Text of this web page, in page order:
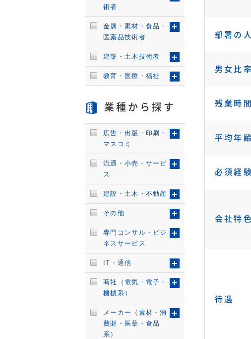
部署の
男女比率
残業時間
平均年齢
必須経験
会社特色
待遇
術者
金属・素材・食品・
医薬品技術者
建築・土木技術者
教育・医療・福祉
業種から探す
広告・出版・印刷・
マスコミ
流通・小売・サービ
ス
建設・土木・不動産
その他
専門コンサル・ビジ
ネスサービス
IT・通信
商社（電気・電子・
機械系）
メーカー（素材・消
費財・医薬・食品
系）